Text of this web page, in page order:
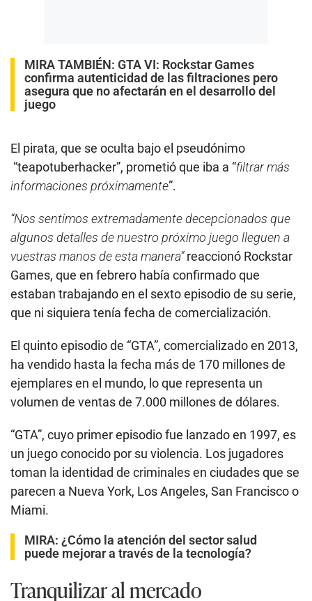
MIRA TAMBIÉN: GTA VI: Rockstar Games
confirma autenticidad de las filtraciones pero
asegura que no afectarán en el desarrollo del
juego
El pirata, que se oculta bajo el pseudónimo
“teapotuberhacker”, prometió que iba a “filtrar más
informaciones próximamente”.
“Nos sentimos extremadamente decepcionados que
algunos detalles de nuestro próximo juego lleguen a
vuestras manos de esta manera”reaccionó Rockstar
Games, que en febrero había confirmado que
estaban trabajando en el sexto episodio de su serie,
que ni siquiera tenía fecha de comercialización.
El quinto episodio de “GTA”, comercializado en 2013,
ha vendido hasta la fecha más de 170 millones de
ejemplares en el mundo, lo que representa un
volumen de ventas de 7.000 millones de dólares.
“GTA”, cuyo primer episodio fue lanzado en 1997, es
un juego conocido por su violencia. Los jugadores
toman la identidad de criminales en ciudades que se
parecen a Nueva York, Los Angeles, San Francisco o
Miami.
MIRA: ¿Cómo la atención del sector salud
puede mejorar a través de la tecnología?
Tranquilizar al mercado